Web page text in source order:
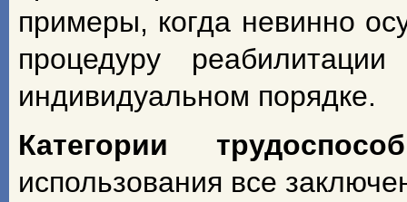
примеры, когда невинно
процедуру
индивидуальном порядке.
Категории
использования все